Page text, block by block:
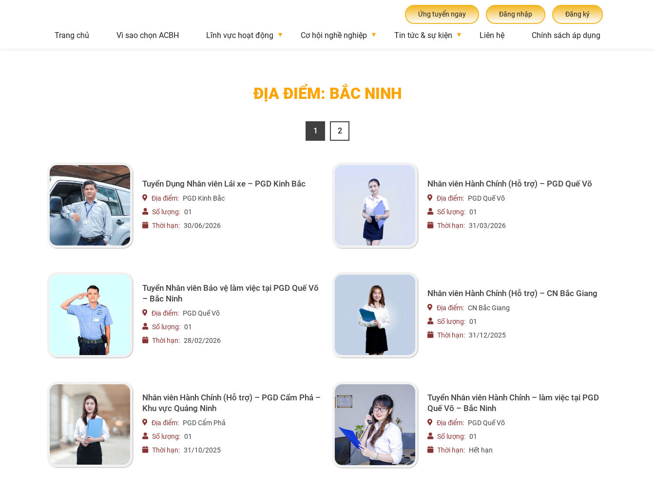
Ứng tuyển ngay Đăng nhập Đăng ký
Trang chủ Vì sao chọn ACBH Lĩnh vực hoạt động Cơ hội nghề nghiệp Tin tức & sự kiện Liên hệ Chính sách áp dụng
ĐỊA ĐIỂM: BẮC NINH
1 2
Tuyển Dụng Nhân viên Lái xe – PGD Kinh Bắc
Địa điểm: PGD Kinh Bắc
Số lượng: 01
Thời hạn: 30/06/2026
Nhân viên Hành Chính (Hỗ trợ) – PGD Quế Võ
Địa điểm: PGD Quế Võ
Số lượng: 01
Thời hạn: 31/03/2026
Tuyển Nhân viên Bảo vệ làm việc tại PGD Quế Võ
– Bắc Ninh
Địa điểm: PGD Quế Võ
Số lượng: 01
Thời hạn: 28/02/2026
Nhân viên Hành Chính (Hỗ trợ) – CN Bắc Giang
Địa điểm: CN Bắc Giang
Số lượng: 01
Thời hạn: 31/12/2025
Nhân viên Hành Chính (Hỗ trợ) – PGD Cẩm Phả –
Khu vực Quảng Ninh
Địa điểm: PGD Cẩm Phả
Số lượng: 01
Thời hạn: 31/10/2025
Tuyển Nhân viên Hành Chính – làm việc tại PGD
Quế Võ – Bắc Ninh
Địa điểm: PGD Quế Võ
Số lượng: 01
Thời hạn: Hết hạn